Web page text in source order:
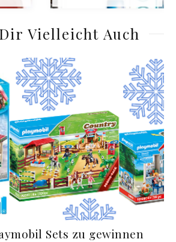
Vielleicht Auch
Sets zu gewinnen